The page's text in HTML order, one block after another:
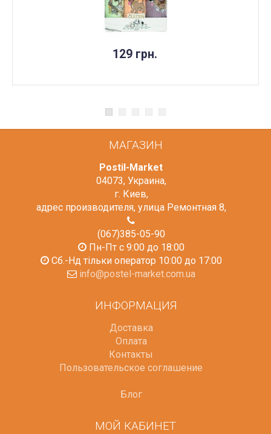
129 грн.
МАГАЗИН
Postil-Market
04073, Украина,
г. Киев,
адрес производителя, улица Ремонтная 8,
(067)385-05-90
Пн-Пт с 9:00 до 18:00
Сб.-Нд тільки оператор 10:00 до 17:00
info@postel-market.com.ua
ИНФОРМАЦИЯ
Доставка
Оплата
Контакты
Пользовательское соглашение
Блог
МОЙ КАБИНЕТ